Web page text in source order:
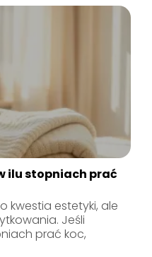
ilu stopniach prać
kwestia estetyki, ale
Jeśli
prać koc,